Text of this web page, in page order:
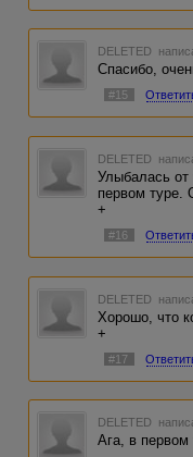
DELETED
Спасибо,
#15
DELETED
Улыбалась
первом туре.
+
#16
DELETED
Хорошо, что
+
#17
DELETED
Ага, в